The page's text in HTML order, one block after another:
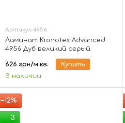
Артикул: 4956
Ламинат Kronotex Advanced
4956 Дуб великий серый
626 грн/м.кв.
Купить
В наличии
−12%
3